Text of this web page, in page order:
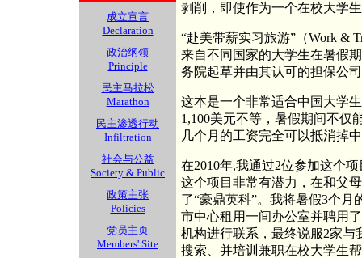
成立宣言
Declaration
政治纲领
Principle
民主马拉松
Marathon
民主渗透行动
Infiltration
社会与公益
Society & Public
政策主张
Policies
党员主页
Members' Site
剥削，即使作为一个在校大学
“赴美带薪实习旅游”（Work &
来自不同国家的大学生在暑假
务院起草并由其认可的担保公
这本是一个非常适合中国大学
1,100美元不等，暑假期间不仅
几个月的工资完全可以抵消掉
在2010年,我通过2位参加这个
这个项目非常有潜力，在和父
了“豪鼎英科”。我将暑假3个
市中心租用一间办公室并聘用
机构进行联系，最终说服2家
搜索、并培训兼职在校大学生